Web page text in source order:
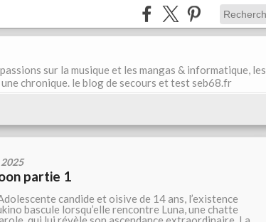
sur la musique et les mangas & informatique, les
chronique. le blog de secours et test seb68.fr
partie 1
candide et oisive de 14 ans, l’existence
bascule lorsqu’elle rencontre Luna, une chatte